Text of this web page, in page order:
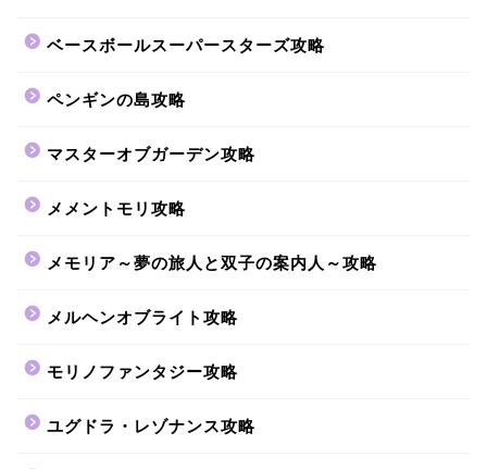
ベースボールスーパースターズ攻略
ペンギンの島攻略
マスターオブガーデン攻略
メメントモリ攻略
メモリア～夢の旅人と双子の案内人～攻略
メルヘンオブライト攻略
モリノファンタジー攻略
ユグドラ・レゾナンス攻略